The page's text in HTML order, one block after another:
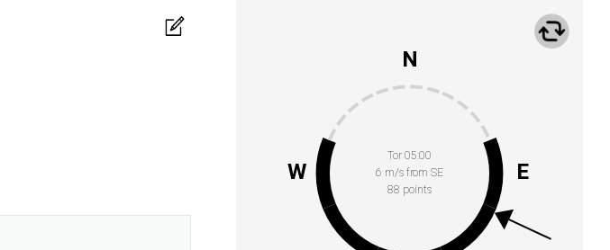
Tor 05:00
6 m/s from SE
88 points
N
E
W